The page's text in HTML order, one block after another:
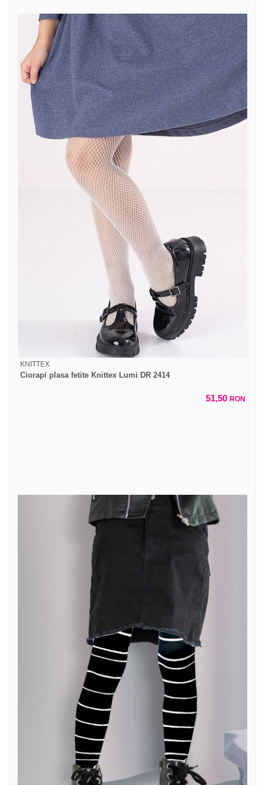
KNITTEX
Ciorapi plasa fetite Knittex Lumi DR 2414
51,50 RON